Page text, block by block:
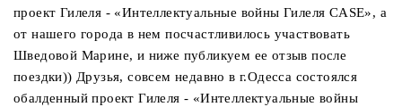
проект Гилеля - «Интеллектуальные войны Гилеля CASE», а
от нашего города в нем посчастливилось участвовать
Шведовой Марине, и ниже публикуем ее отзыв после
поездки)) Друзья, совсем недавно в г.Одесса состоялся
обалденный проект Гилеля - «Интеллектуальные войны